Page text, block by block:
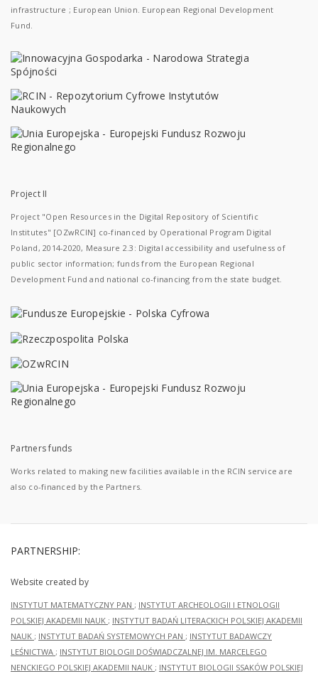
infrastructure ; European Union. European Regional Development
Fund.
Project II
Project "Open Resources in the Digital Repository of Scientific
Institutes" [OZwRCIN] co-financed by Operational Program Digital
Poland, 2014-2020, Measure 2.3: Digital accessibility and usefulness of
public sector information; funds from the European Regional
Development Fund and national co-financing from the state budget.
Partners funds
Works related to making new facilities available in the RCIN service are
also co-financed by the Partners.
PARTNERSHIP:
Website created by
INSTYTUT MATEMATYCZNY PAN ; INSTYTUT ARCHEOLOGII I ETNOLOGII
POLSKIEJ AKADEMII NAUK ; INSTYTUT BADAŃ LITERACKICH POLSKIEJ AKADEMII
NAUK ; INSTYTUT BADAŃ SYSTEMOWYCH PAN ; INSTYTUT BADAWCZY
LEŚNICTWA ; INSTYTUT BIOLOGII DOŚWIADCZALNEJ IM. MARCELEGO
NENCKIEGO POLSKIEJ AKADEMII NAUK ; INSTYTUT BIOLOGII SSAKÓW POLSKIEJ